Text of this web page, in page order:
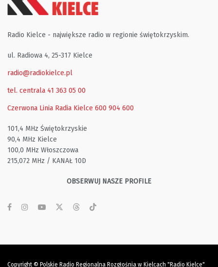
Radio Kielce - największe radio w regionie świętokrzyskim.
ul. Radiowa 4, 25-317 Kielce
radio@radiokielce.pl
tel. centrala 41 363 05 00
Czerwona Linia Radia Kielce 600 904 600
101,4 MHz Świętokrzyskie
90,4 MHz Kielce
100,0 MHz Włoszczowa
215,072 MHz / KANAŁ 10D
OBSERWUJ NASZE PROFILE
Copyright © Polskie Radio Regionalna Rozgłośnia w Kielcach "Radio Kielce"